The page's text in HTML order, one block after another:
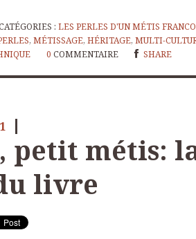
:LES PERLES D'UN MÉTIS
, MÉTISSAGE, HÉRITAGE, MULTI-
0 COMMENTAIRE SHARE
petit métis:
livre